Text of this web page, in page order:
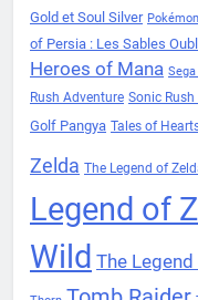
Gold et Soul Silver
of Persia : Les Sables
Heroes of Mana
Rush Adventure Sonic Rush
Golf Pangya Tales of
Zelda The Legend of
Legend of
Wild The